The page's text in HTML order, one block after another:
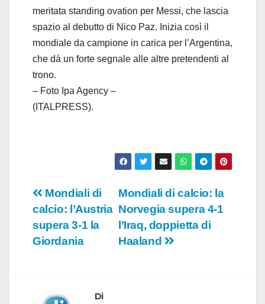
meritata standing ovation per Messi, che lascia
spazio al debutto di Nico Paz. Inizia così il
mondiale da campione in carica per l’Argentina,
che dà un forte segnale alle altre pretendenti al
trono.
– Foto Ipa Agency –
(ITALPRESS).
Navigazione
articoli
Mondiali di calcio: la
Norvegia supera 4-1
l’Iraq, doppietta di
Haaland
Mondiali di
calcio: l’Austria
supera 3-1 la
Giordania
Di